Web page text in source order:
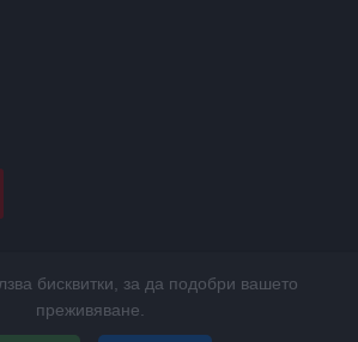
Всички права запазени.
Трибест
бисквитки, за да подобри вашето
преживяване.